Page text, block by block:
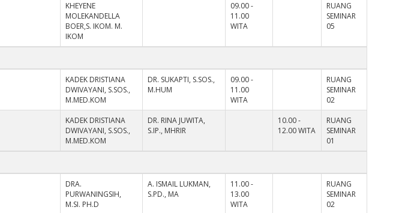
KHEYENE
MOLEKANDELLA
BOER,S. IKOM. M.
IKOM
09.00 -
11.00
WITA
RUANG
SEMINAR
05
KADEK DRISTIANA
DWIVAYANI, S.SOS.,
M.MED.KOM
DR. SUKAPTI, S.SOS.,
M.HUM
09.00 -
11.00
WITA
RUANG
SEMINAR
02
KADEK DRISTIANA
DWIVAYANI, S.SOS.,
M.MED.KOM
DR. RINA JUWITA,
S.IP., MHRIR
10.00 -
12.00 WITA
RUANG
SEMINAR
01
DRA.
PURWANINGSIH,
M.SI. PH.D
A. ISMAIL LUKMAN,
S.PD., MA
11.00 -
13.00
WITA
RUANG
SEMINAR
02